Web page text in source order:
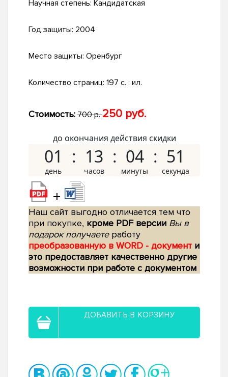
Научная степень: Кандидатская
Год защиты: 2004
Место защиты: Оренбург
Количество страниц: 197 с. : ил.
Стоимость: 700 р.250 руб.
до окончания действия скидки
01 13 04 50
+
Наш сайт выгодно отличается тем что
при покупке, кроме PDF версии Вы в
подарок получаетеработу
преобразованную в WORD - документ и
это предоставляет качественно другие
возможности при работе с документом
ДОБАВИТЬ В КОРЗИНУ